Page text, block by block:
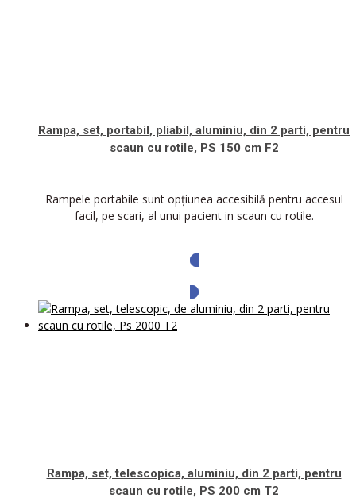
Rampa, set, portabil, pliabil, aluminiu, din 2 parti, pentru
scaun cu rotile, PS 150 cm F2
Rampele portabile sunt opțiunea accesibilă pentru accesul
facil, pe scari, al unui pacient in scaun cu rotile.
Rampa, set, telescopica, aluminiu, din 2 parti, pentru
scaun cu rotile, PS 200 cm T2